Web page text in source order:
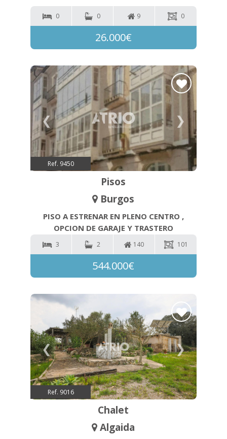
0 0 9 0
26.000€
❮ ❯
Ref. 9450
Pisos
Burgos
PISO A ESTRENAR EN PLENO CENTRO ,
OPCION DE GARAJE Y TRASTERO
3 2 140 101
544.000€
❮ ❯
Ref. 9016
Chalet
Algaida